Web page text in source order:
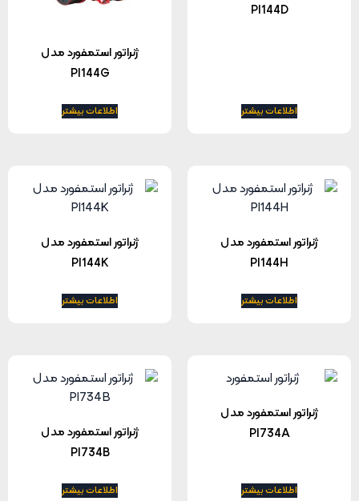
PI144D
اطلاعات بیشتر
ژنراتور استمفورد مدل
PI144G
اطلاعات بیشتر
ژنراتور استمفورد مدل
PI144H
اطلاعات بیشتر
ژنراتور استمفورد مدل
PI144K
اطلاعات بیشتر
ژنراتور استمفورد مدل
PI734A
اطلاعات بیشتر
ژنراتور استمفورد مدل
PI734B
اطلاعات بیشتر